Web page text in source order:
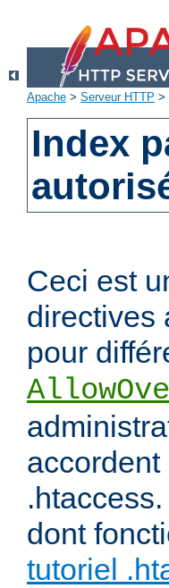
Apache > Serveur HTTP >
Index
Ceci est
directives
pour
dont
tutoriel